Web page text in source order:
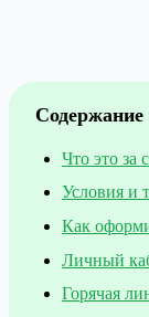
Содержание
Что это за
Условия и
Как
Личный
Горячая